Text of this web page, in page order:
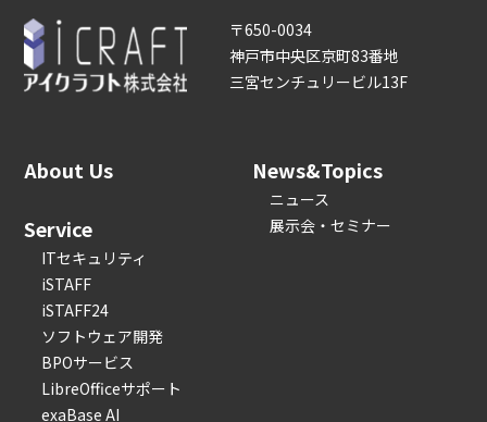
〒650-0034
神戸市中央区京町83番地
三宮センチュリービル13F
About Us
Service
ITセキュリティ
iSTAFF
iSTAFF24
ソフトウェア開発
BPOサービス
LibreOfficeサポート
exaBase AI
News&Topics
ニュース
展示会・セミナー